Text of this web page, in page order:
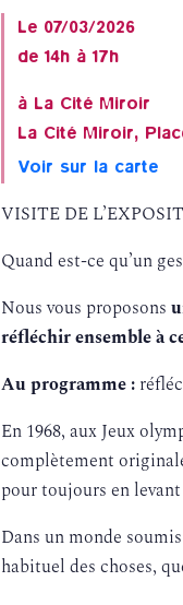
Le 07/03/2026
de 14h à 17h
à La Cité Miroir
La Cité Miroir,
Voir sur la carte
VISITE DE
Quand est-ce qu’un
Nous vous proposons
réfléchir ensemble à
Au programme :
En 1968, aux Jeux
complètement
pour toujours en
Dans un monde
habituel des choses,